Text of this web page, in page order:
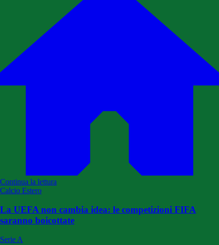
Continua la lettura
Calcio Estero
La UEFA non cambia idea: le competizioni FIFA
saranno boicottate
Serie A